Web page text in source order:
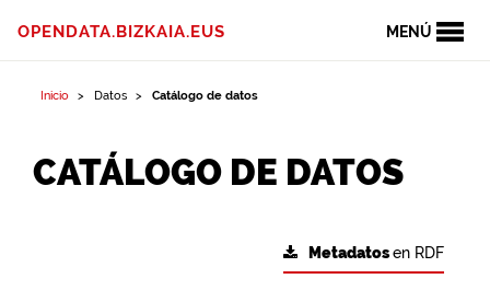
MENÚ
OPENDATA.BIZKAIA.EUS
Inicio Datos Catálogo de datos
CATÁLOGO DE DATOS
Metadatosen RDF